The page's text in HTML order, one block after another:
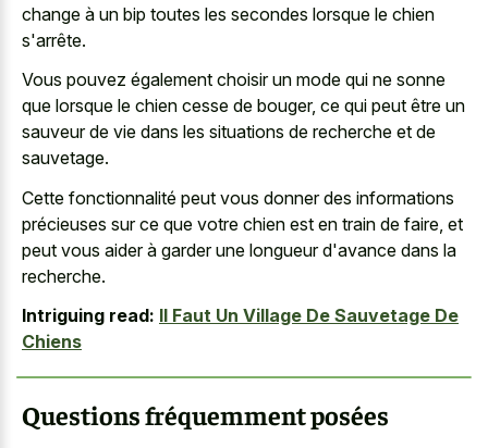
change à un bip toutes les secondes lorsque le chien
s'arrête.
Vous pouvez également choisir un mode qui ne sonne
que lorsque le chien cesse de bouger, ce qui peut être un
sauveur de vie dans les situations de recherche et de
sauvetage.
Cette fonctionnalité peut vous donner des informations
précieuses sur ce que votre chien est en train de faire, et
peut vous aider à garder une longueur d'avance dans la
recherche.
Intriguing read: Il Faut Un Village De Sauvetage De
Chiens
Questions fréquemment posées